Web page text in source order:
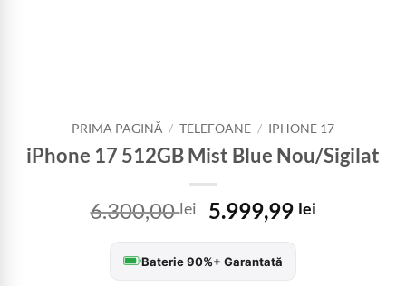
PRIMA PAGINĂ / TELEFOANE / IPHONE 17
iPhone 17 512GB Mist Blue Nou/Sigilat
6.300,00lei
Prețul
a
fost:
5.999,99 leiPrețul
Baterie 90%+ Garantată